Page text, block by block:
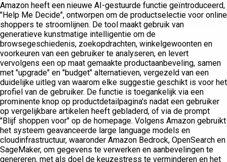
Amazon heeft een nieuwe AI-gestuurde functie geïntroduceerd,
"Help Me Decide", ontworpen om de productselectie voor online
shoppers te stroomlijnen. De tool maakt gebruik van
generatieve kunstmatige intelligentie om de
browsegeschiedenis, zoekopdrachten, winkelgewoonten en
voorkeuren van een gebruiker te analyseren, en levert
vervolgens een op maat gemaakte productaanbeveling, samen
met "upgrade" en "budget" alternatieven, vergezeld van een
duidelijke uitleg van waarom elke suggestie geschikt is voor het
profiel van de gebruiker. De functie is toegankelijk via een
prominente knop op productdetailpagina's nadat een gebruiker
op vergelijkbare artikelen heeft gebladerd, of via de prompt
"Blijf shoppen voor" op de homepage. Volgens Amazon gebruikt
het systeem geavanceerde large language models en
cloudinfrastructuur, waaronder Amazon Bedrock, OpenSearch en
SageMaker, om gegevens te verwerken en aanbevelingen te
genereren, met als doel de keuzestress te verminderen en het